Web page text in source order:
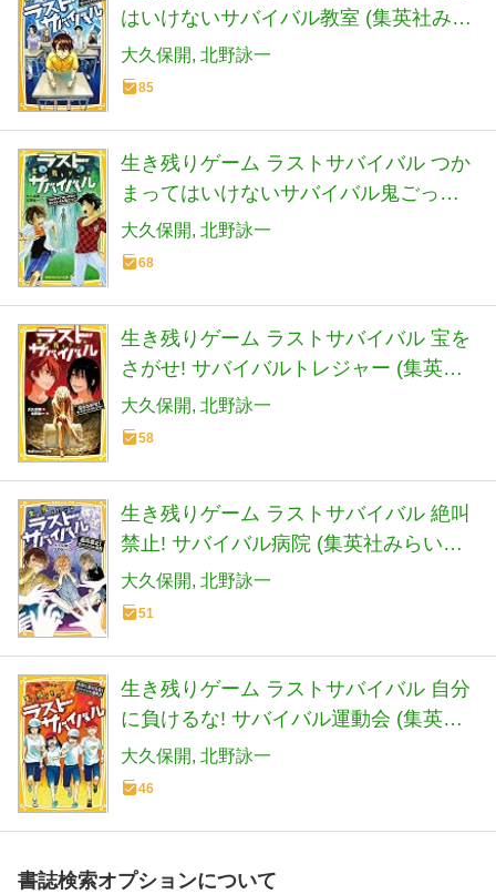
はいけないサバイバル教室 (集英社みら
い文庫)
大久保開 北野詠一
85
生き残りゲーム ラストサバイバル つか
まってはいけないサバイバル鬼ごっこ
(集英社みらい文庫)
大久保開 北野詠一
68
生き残りゲーム ラストサバイバル 宝を
さがせ! サバイバルトレジャー (集英社
みらい文庫)
大久保開 北野詠一
58
生き残りゲーム ラストサバイバル 絶叫
禁止! サバイバル病院 (集英社みらい文
庫)
大久保開 北野詠一
51
生き残りゲーム ラストサバイバル 自分
に負けるな! サバイバル運動会 (集英社
みらい文庫)
大久保開 北野詠一
46
書誌検索オプションについて